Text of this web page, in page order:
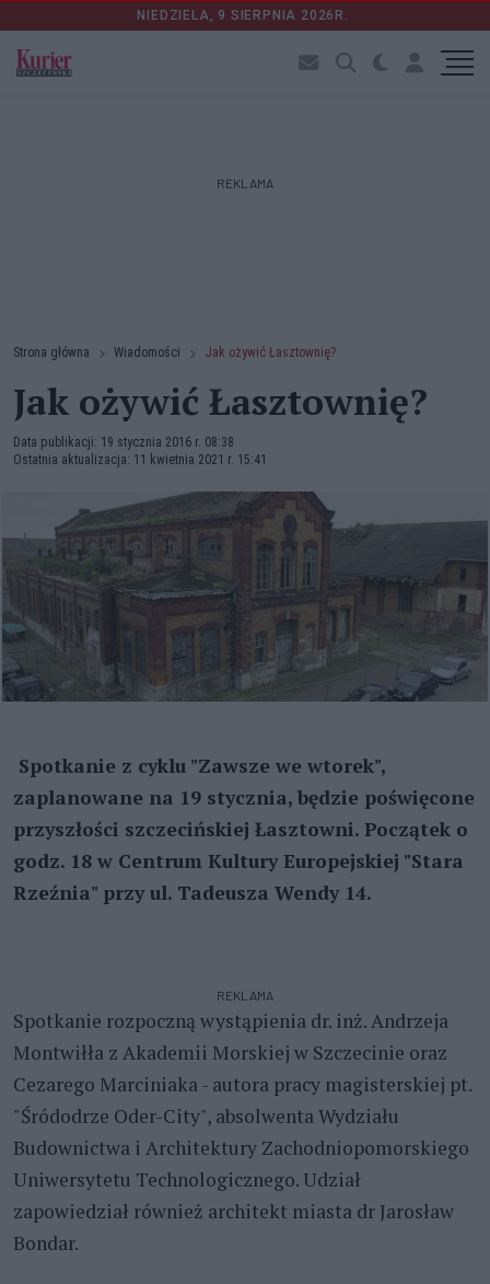
NIEDZIELA, 9 SIERPNIA 2026R.
REKLAMA
Strona główna Wiadomości Jak ożywić Łasztownię?
Jak ożywić Łasztownię?
Data publikacji: 19 stycznia 2016 r. 08:38
Ostatnia aktualizacja: 11 kwietnia 2021 r. 15:41
Spotkanie z cyklu "Zawsze we wtorek",
zaplanowane na 19 stycznia, będzie poświęcone
przyszłości szczecińskiej Łasztowni. Początek o
godz. 18 w Centrum Kultury Europejskiej "Stara
Rzeźnia" przy ul. Tadeusza Wendy 14.
REKLAMA
Spotkanie rozpoczną wystąpienia dr. inż. Andrzeja
Montwiłła z Akademii Morskiej w Szczecinie oraz
Cezarego Marciniaka - autora pracy magisterskiej pt.
"Śródodrze Oder-City", absolwenta Wydziału
Budownictwa i Architektury Zachodniopomorskiego
Uniwersytetu Technologicznego. Udział
zapowiedział również architekt miasta dr Jarosław
Bondar.